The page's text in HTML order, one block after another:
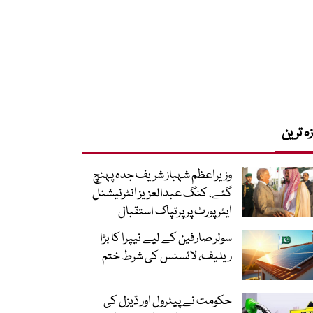
ترین
وزیراعظم شہباز شریف جدہ پہنچ
گئے، کنگ عبدالعزیز انٹرنیشنل
ایئر پورٹ پر پرتپاک استقبال
سولر صارفین کے لیے نیپرا کا بڑا
ریلیف، لائسنس کی شرط ختم
حکومت نے پیٹرول اور ڈیزل کی